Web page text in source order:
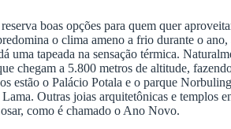
boas opções para quem quer
o clima ameno a frio durante o
uma tapeada na sensação térmica.
chegam a 5.800 metros de altitude,
estão o Palácio Potala e o parque
Outras joias arquitetônicas e templos
como é chamado o Ano Novo.